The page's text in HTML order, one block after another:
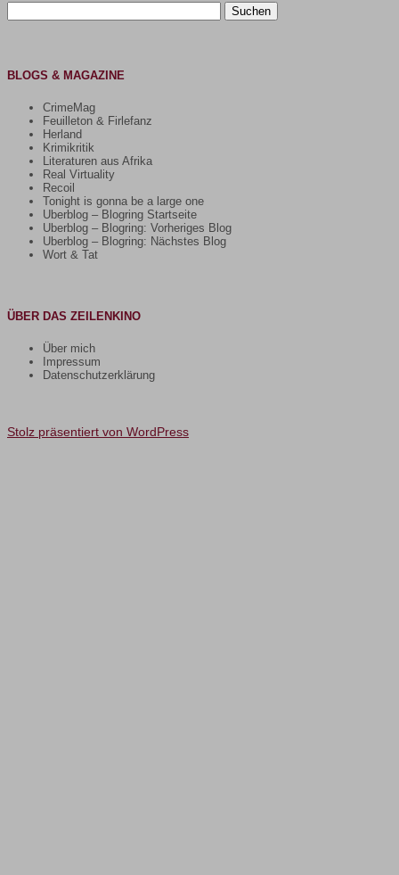
nach:
BLOGS & MAGAZINE
CrimeMag
Feuilleton & Firlefanz
Herland
Krimikritik
Literaturen aus Afrika
Real Virtuality
Recoil
Tonight is gonna be a large one
Uberblog – Blogring Startseite
Uberblog – Blogring: Vorheriges Blog
Uberblog – Blogring: Nächstes Blog
Wort & Tat
ÜBER DAS ZEILENKINO
Über mich
Impressum
Datenschutzerklärung
Stolz präsentiert von WordPress